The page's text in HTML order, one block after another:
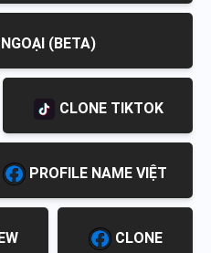
(BETA)
CLONE TIKTOK
PROFILE NAME VIỆT
CLONE